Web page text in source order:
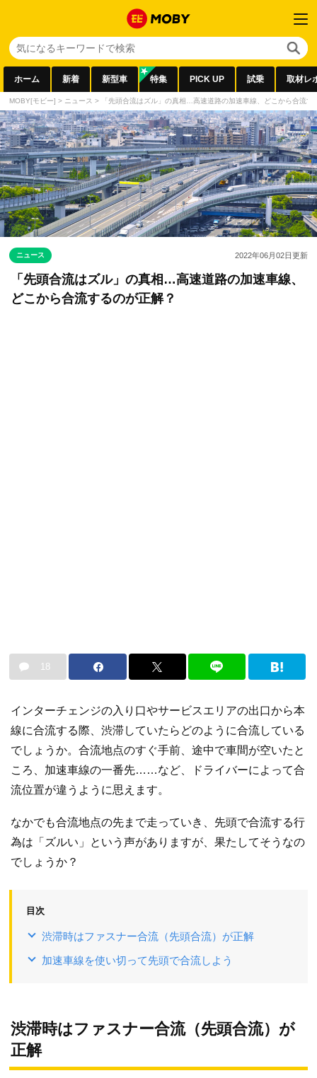
ホーム 新着 新型車 特集 PICK UP 試乗 取材レ
MOBY[モビー] > ニュース > 「先頭合流はズル」の真相…高速道路の加速車線、どこから合流す
ニュース 2022年06月02日更新
「先頭合流はズル」の真相…高速道路の加速車線、
どこから合流するのが正解？
18
インターチェンジの入り口やサービスエリアの出口から本
線に合流する際、渋滞していたらどのように合流している
でしょうか。合流地点のすぐ手前、途中で車間が空いたと
ころ、加速車線の一番先……など、ドライバーによって合
流位置が違うように思えます。
なかでも合流地点の先まで走っていき、先頭で合流する行
為は「ズルい」という声がありますが、果たしてそうなの
でしょうか？
目次
渋滞時はファスナー合流（先頭合流）が正解
加速車線を使い切って先頭で合流しよう
渋滞時はファスナー合流（先頭合流）が
正解